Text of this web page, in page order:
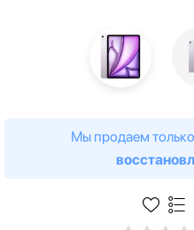
Мы продаем только